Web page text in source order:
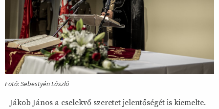
Fotó: Sebestyén László
Jákob János a cselekvő szeretet jelentőségét is kiemelte.